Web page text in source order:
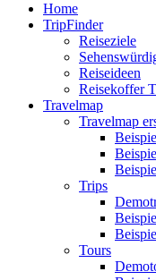
Home
TripFinder
Reiseziele
Reiseideen
Reisekoffer
Travelmap
Travelmap
Trips
Tours